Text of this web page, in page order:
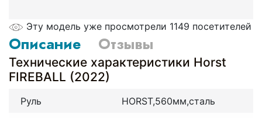
Эту модель уже просмотрели 1149 посетителей
Описание Отзывы
Технические характеристики Horst
FIREBALL (2022)
Руль
HORST,560мм,сталь